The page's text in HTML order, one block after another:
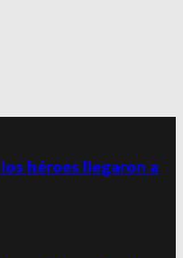
héroes llegaron a